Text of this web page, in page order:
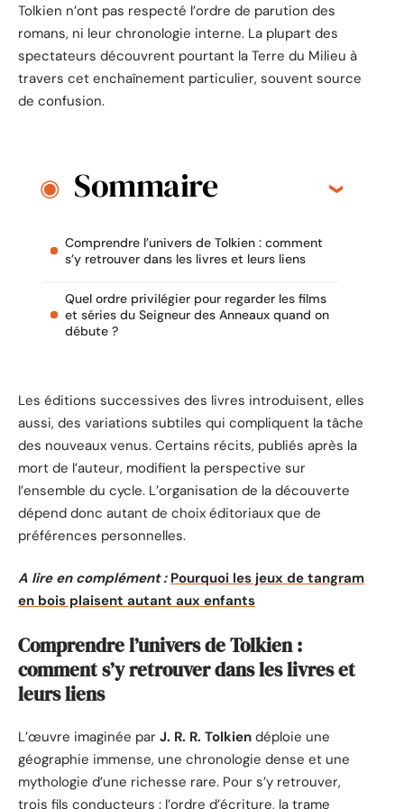
Tolkien n’ont pas respecté l’ordre de parution des
romans, ni leur chronologie interne. La plupart des
spectateurs découvrent pourtant la Terre du Milieu à
travers cet enchaînement particulier, souvent source
de confusion.
Sommaire
Comprendre l’univers de Tolkien : comment
s’y retrouver dans les livres et leurs liens
Quel ordre privilégier pour regarder les films
et séries du Seigneur des Anneaux quand on
débute ?
Les éditions successives des livres introduisent, elles
aussi, des variations subtiles qui compliquent la tâche
des nouveaux venus. Certains récits, publiés après la
mort de l’auteur, modifient la perspective sur
l’ensemble du cycle. L’organisation de la découverte
dépend donc autant de choix éditoriaux que de
préférences personnelles.
A lire en complément : Pourquoi les jeux de tangram
en bois plaisent autant aux enfants
Comprendre l’univers de Tolkien :
comment s’y retrouver dans les livres et
leurs liens
L’œuvre imaginée par J. R. R. Tolkien déploie une
géographie immense, une chronologie dense et une
mythologie d’une richesse rare. Pour s’y retrouver,
trois fils conducteurs : l’ordre d’écriture, la trame